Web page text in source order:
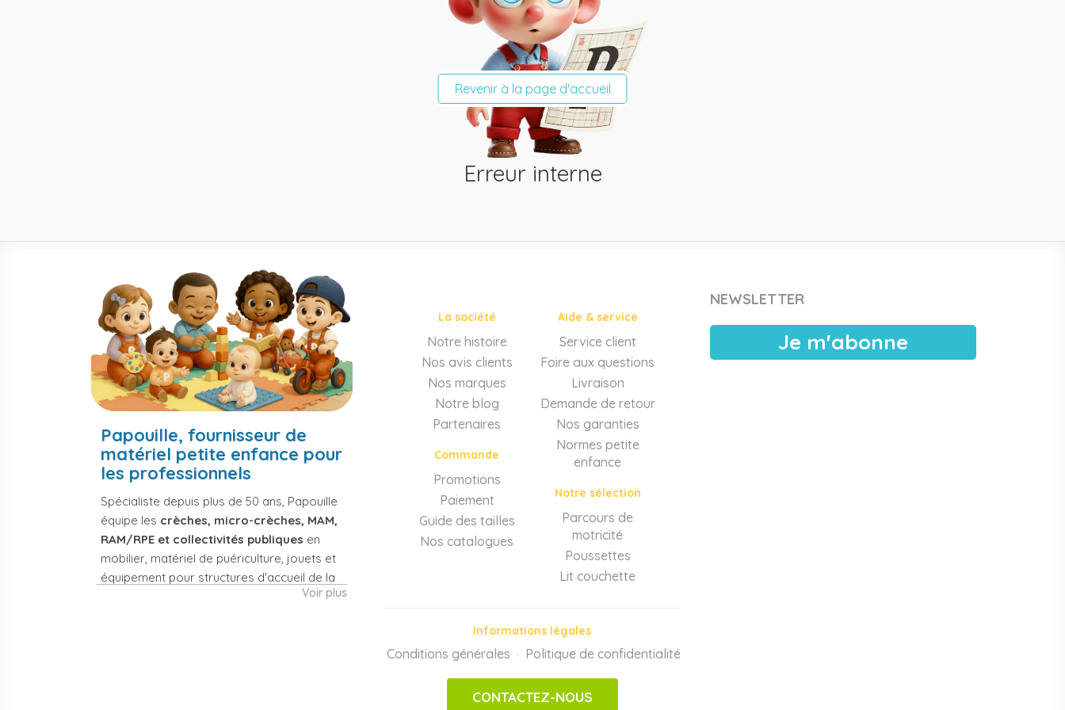
Revenir à la page d'accueil
Erreur interne
Papouille, fournisseur de
matériel petite enfance pour
les professionnels
Spécialiste depuis plus de 50 ans, Papouille
équipe les crèches, micro-crèches, MAM,
RAM/RPE et collectivités publiques en
mobilier, matériel de puériculture, jouets et
équipement pour structures d'accueil de la
Voir plus
La société
Notre histoire
Nos avis clients
Nos marques
Notre blog
Partenaires
Commande
Promotions
Paiement
Guide des tailles
Nos catalogues
Aide & service
Service client
Foire aux questions
Livraison
Demande de retour
Nos garanties
Normes petite
enfance
Notre sélection
Parcours de
motricité
Poussettes
Lit couchette
Informations légales
Conditions générales · Politique de confidentialité
CONTACTEZ-NOUS
NEWSLETTER
Je m'abonne